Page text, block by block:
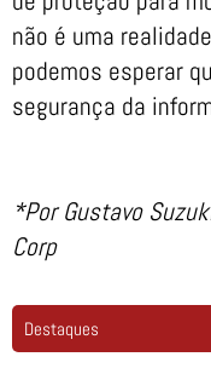
não é uma
podemos esperar
segurança da
*Por Gustavo
Corp
Destaques